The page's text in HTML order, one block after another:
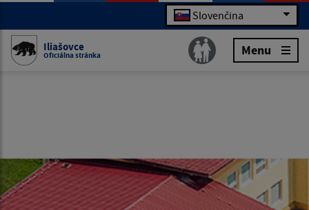
Slovenčina
Iliašovce
Oficiálna stránka Menu